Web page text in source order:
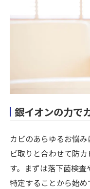
銀イオンの力で
カビのあらゆるお悩
ビ取りと合わせて防
す。まずは落下菌検
特定することから始